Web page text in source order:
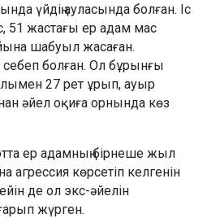
үйдің ауласында болған. Іс
51 жастағы ер адам мас
шабуыл жасаған.
болған. Ол бұрынғы
27 рет ұрып, ауыр
әйел оқиға орнында көз
ер адамның бірнеше жыл
көрсетіп келгенін
де ол экс-әйелін
жүрген.